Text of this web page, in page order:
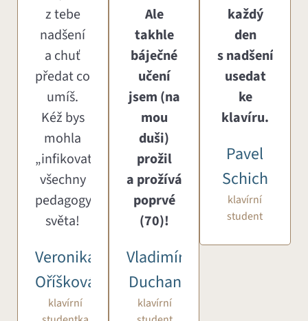
z tebe
nadšení
a chuť
předat co
umíš.
Kéž bys
mohla
„infikovat“
všechny
pedagogy
světa!
Veronika
Oříšková
klavírní
Ale
takhle
báječné
učení
jsem (na
mou
duši)
prožil
a prožívám
poprvé
(70)!
Vladimír
Duchan
klavírní
každý
den
s nadšením
usedat
ke
klavíru.
Pavel
Schich
klavírní
student